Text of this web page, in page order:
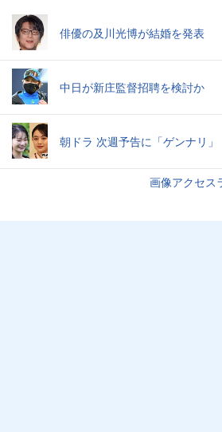
俳優の及川光博が結婚を発表
中日が新庄監督招聘を検討か
朝ドラ 次週予告に「ゲンナリ」
画像アクセス